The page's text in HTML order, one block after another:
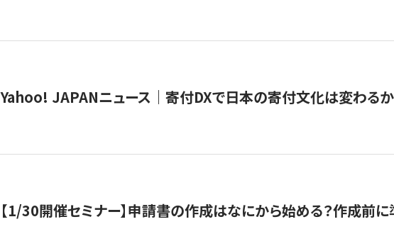
Yahoo! JAPANニュース｜寄付DXで日本の寄付文化は変わる
【1/30開催セミナー】申請書の作成はなにから始める？作成前に